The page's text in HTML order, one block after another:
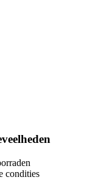
condities